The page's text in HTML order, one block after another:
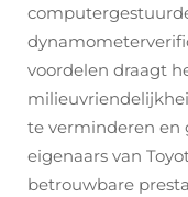
voordelen draagt
te verminderen en
eigenaars van
betrouwbare